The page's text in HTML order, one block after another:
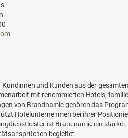
und Kunden aus der
mit renommierten Hotels,
von Brandnamic gehören das
Hotelunternehmen bei ihrer
ist Brandnamic ein
begleitet.